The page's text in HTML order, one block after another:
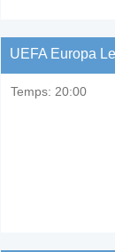
UEFA Europa
Temps: 20:00